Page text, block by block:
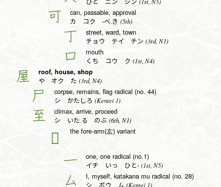
ひと ニン ジン
可 can, passable, approval
カ コク -べ.き (5th)
丁 street, ward, town
チョウ テイ チン (3rd, N1)
口 mouth
くち コウ ク (1st, N4)
屋 roof, house, shop
や オク た (3rd, N4)
尸 corpse, remains, flag radical (no. 44)
シ かたしろ (Kentei 1)
至 climax, arrive, proceed
シ いた.る のぶ (6th, N1)
𠫔 the fore-arm(厷) variant
一 one, one radical (no.1)
イチ いっ ひと- (1st, N5)
厶 I, myself, katakana mu radical (no. 28)
シ ボウ ム (Kentei 1)